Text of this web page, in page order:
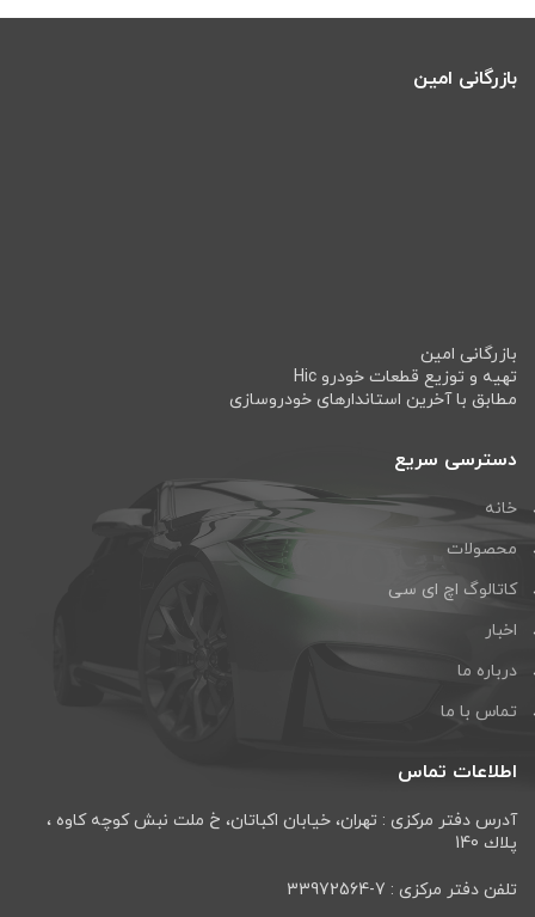
بازرگانی امین
بازرگانی امین
تهیه و توزیع قطعات خودرو Hic
مطابق با آخرین استاندارهای خودروسازی
دسترسی سریع
خانه
محصولات
کاتالوگ اچ ای سی
اخبار
درباره ما
تماس با ما
اطلاعات تماس
آدرس دفتر مرکزی : تهران، خيابان اكباتان، خ ملت نبش كوچه كاوه ،
پلاك 140
تلفن دفتر مرکزی : 7-33972564